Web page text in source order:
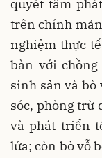
quyết tâm
trên chính
nghiệm thực
bàn với
sinh sản và bò
sóc, phòng trừ
và phát triển
lứa; còn bò vỗ